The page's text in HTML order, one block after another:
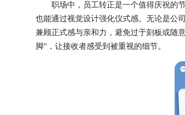
职场中，员工转正是一个值得庆祝的
也能通过视觉设计强化仪式感。无论是公
兼顾正式感与亲和力，避免过于刻板或随
脚”，让接收者感受到被重视的细节。